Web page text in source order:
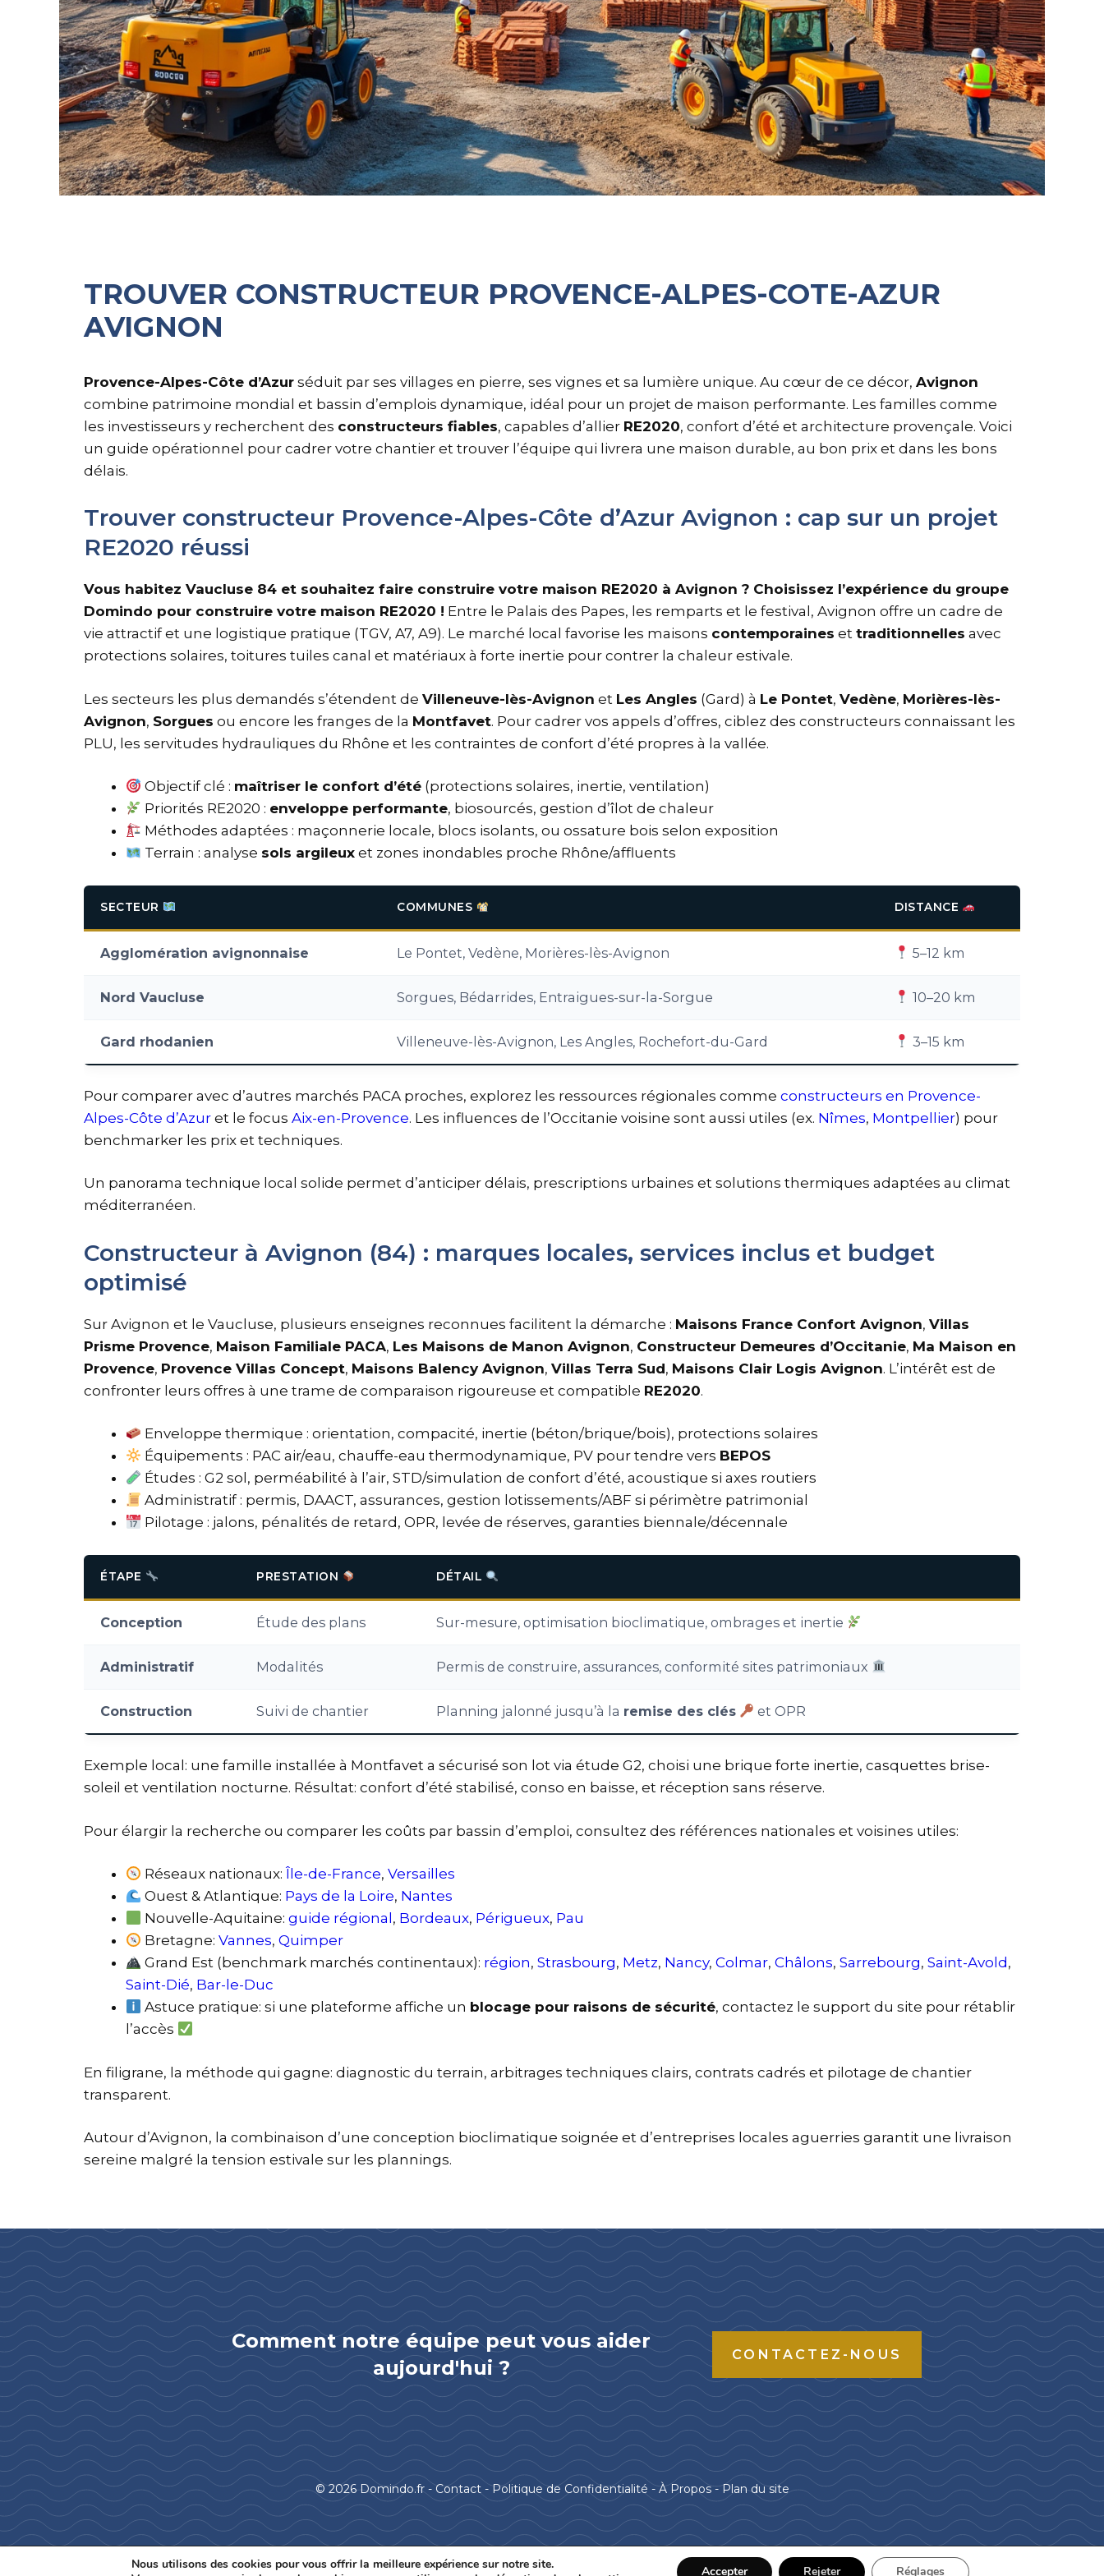
TROUVER CONSTRUCTEUR PROVENCE-ALPES-COTE-AZUR
AVIGNON
Provence-Alpes-Côte d’Azur séduit par ses villages en pierre, ses vignes et sa lumière unique. Au cœur de ce décor, Avignon
combine patrimoine mondial et bassin d’emplois dynamique, idéal pour un projet de maison performante. Les familles comme
les investisseurs y recherchent des constructeurs fiables, capables d’allier RE2020, confort d’été et architecture provençale. Voici
un guide opérationnel pour cadrer votre chantier et trouver l’équipe qui livrera une maison durable, au bon prix et dans les bons
délais.
Trouver constructeur Provence-Alpes-Côte d’Azur Avignon : cap sur un projet
RE2020 réussi
Vous habitez Vaucluse 84 et souhaitez faire construire votre maison RE2020 à Avignon ? Choisissez l’expérience du groupe
Domindo pour construire votre maison RE2020 ! Entre le Palais des Papes, les remparts et le festival, Avignon offre un cadre de
vie attractif et une logistique pratique (TGV, A7, A9). Le marché local favorise les maisons contemporaines et traditionnelles avec
protections solaires, toitures tuiles canal et matériaux à forte inertie pour contrer la chaleur estivale.
Les secteurs les plus demandés s’étendent de Villeneuve-lès-Avignon et Les Angles (Gard) à Le Pontet, Vedène, Morières-lès-
Avignon, Sorgues ou encore les franges de la Montfavet. Pour cadrer vos appels d’offres, ciblez des constructeurs connaissant les
PLU, les servitudes hydrauliques du Rhône et les contraintes de confort d’été propres à la vallée.
Objectif clé : maîtriser le confort d’été (protections solaires, inertie, ventilation)
Priorités RE2020 : enveloppe performante, biosourcés, gestion d’îlot de chaleur
Méthodes adaptées : maçonnerie locale, blocs isolants, ou ossature bois selon exposition
Terrain : analyse sols argileux et zones inondables proche Rhône/affluents
SECTEUR COMMUNES DISTANCE
Agglomération avignonnaise Le Pontet, Vedène, Morières-lès-Avignon 5–12 km
Nord Vaucluse Sorgues, Bédarrides, Entraigues-sur-la-Sorgue 10–20 km
Gard rhodanien Villeneuve-lès-Avignon, Les Angles, Rochefort-du-Gard 3–15 km
Pour comparer avec d’autres marchés PACA proches, explorez les ressources régionales comme constructeurs en Provence-
Alpes-Côte d’Azur et le focus Aix-en-Provence. Les influences de l’Occitanie voisine sont aussi utiles (ex. Nîmes, Montpellier) pour
benchmarker les prix et techniques.
Un panorama technique local solide permet d’anticiper délais, prescriptions urbaines et solutions thermiques adaptées au climat
méditerranéen.
Constructeur à Avignon (84) : marques locales, services inclus et budget
optimisé
Sur Avignon et le Vaucluse, plusieurs enseignes reconnues facilitent la démarche : Maisons France Confort Avignon, Villas
Prisme Provence, Maison Familiale PACA, Les Maisons de Manon Avignon, Constructeur Demeures d’Occitanie, Ma Maison en
Provence, Provence Villas Concept, Maisons Balency Avignon, Villas Terra Sud, Maisons Clair Logis Avignon. L’intérêt est de
confronter leurs offres à une trame de comparaison rigoureuse et compatible RE2020.
Enveloppe thermique : orientation, compacité, inertie (béton/brique/bois), protections solaires
Équipements : PAC air/eau, chauffe-eau thermodynamique, PV pour tendre vers BEPOS
Études : G2 sol, perméabilité à l’air, STD/simulation de confort d’été, acoustique si axes routiers
Administratif : permis, DAACT, assurances, gestion lotissements/ABF si périmètre patrimonial
Pilotage : jalons, pénalités de retard, OPR, levée de réserves, garanties biennale/décennale
ÉTAPE PRESTATION DÉTAIL
Conception Étude des plans Sur-mesure, optimisation bioclimatique, ombrages et inertie
Administratif Modalités Permis de construire, assurances, conformité sites patrimoniaux
Construction Suivi de chantier Planning jalonné jusqu’à la remise des clés et OPR
Exemple local: une famille installée à Montfavet a sécurisé son lot via étude G2, choisi une brique forte inertie, casquettes brise-
soleil et ventilation nocturne. Résultat: confort d’été stabilisé, conso en baisse, et réception sans réserve.
Pour élargir la recherche ou comparer les coûts par bassin d’emploi, consultez des références nationales et voisines utiles:
Réseaux nationaux: Île-de-France,Versailles
Ouest & Atlantique: Pays de la Loire, Nantes
Nouvelle-Aquitaine:guide régional , Bordeaux, Périgueux, Pau
Bretagne:Vannes,Quimper
Grand Est (benchmark marchés continentaux): région,Strasbourg, Metz, Nancy,Colmar,Châlons,Sarrebourg,Saint-Avold ,
Saint-Dié, Bar-le-Duc
Astuce pratique: si une plateforme affiche un blocage pour raisons de sécurité, contactez le support du site pour rétablir
l’accès
En filigrane, la méthode qui gagne: diagnostic du terrain, arbitrages techniques clairs, contrats cadrés et pilotage de chantier
transparent.
Autour d’Avignon, la combinaison d’une conception bioclimatique soignée et d’entreprises locales aguerries garantit une livraison
sereine malgré la tension estivale sur les plannings.
Comment notre équipe peut vous aider
aujourd'hui ?
CONTACTEZ-NOUS
© 2026 Domindo.fr -Contact -Politique de Confidentialité -À Propos-Plan du site
Nous utilisons des cookies pour vous offrir la meilleure expérience sur notre site.
Accepter Rejeter Réglages